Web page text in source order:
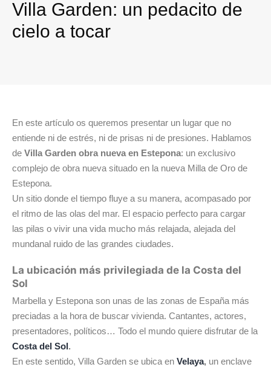
Villa Garden: un pedacito de
cielo a tocar
En este artículo os queremos presentar un lugar que no
entiende ni de estrés, ni de prisas ni de presiones. Hablamos
de Villa Garden obra nueva en Estepona: un exclusivo
complejo de obra nueva situado en la nueva Milla de Oro de
Estepona.
Un sitio donde el tiempo fluye a su manera, acompasado por
el ritmo de las olas del mar. El espacio perfecto para cargar
las pilas o vivir una vida mucho más relajada, alejada del
mundanal ruido de las grandes ciudades.
La ubicación más privilegiada de la Costa del
Sol
Marbella y Estepona son unas de las zonas de España más
preciadas a la hora de buscar vivienda. Cantantes, actores,
presentadores, políticos… Todo el mundo quiere disfrutar de la
Costa del Sol.
En este sentido, Villa Garden se ubica en Velaya, un enclave